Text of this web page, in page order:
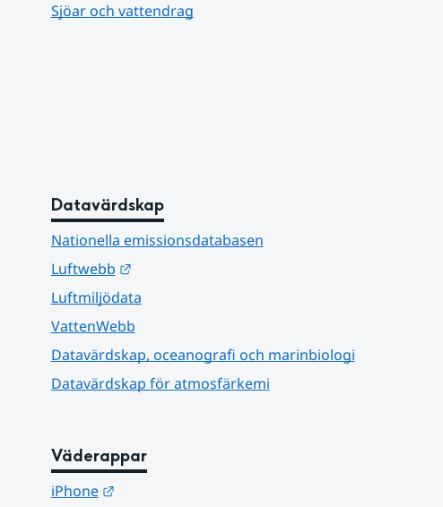
Sjöar och vattendrag
Datavärdskap
Nationella emissionsdatabasen
Luftwebb
Länk till annan webbplats.
Luftmiljödata
VattenWebb
Datavärdskap, oceanografi och marinbiologi
Datavärdskap för atmosfärkemi
Väderappar
iPhone Länk till annan webbplats.